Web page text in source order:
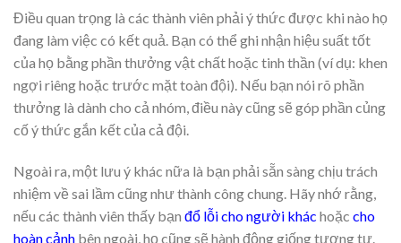
Điều quan trọng là các thành viên phải ý thức được khi nào họ
đang làm việc có kết quả. Bạn có thể ghi nhận hiệu suất tốt
của họ bằng phần thưởng vật chất hoặc tinh thần (ví dụ: khen
ngợi riêng hoặc trước mặt toàn đội). Nếu bạn nói rõ phần
thưởng là dành cho cả nhóm, điều này cũng sẽ góp phần củng
cố ý thức gắn kết của cả đội.
Ngoài ra, một lưu ý khác nữa là bạn phải sẵn sàng chịu trách
nhiệm về sai lầm cũng như thành công chung. Hãy nhớ rằng,
nếu các thành viên thấy bạn đổ lỗi cho người khác hoặc cho
hoàn cảnh bên ngoài, họ cũng sẽ hành động giống tương tự.